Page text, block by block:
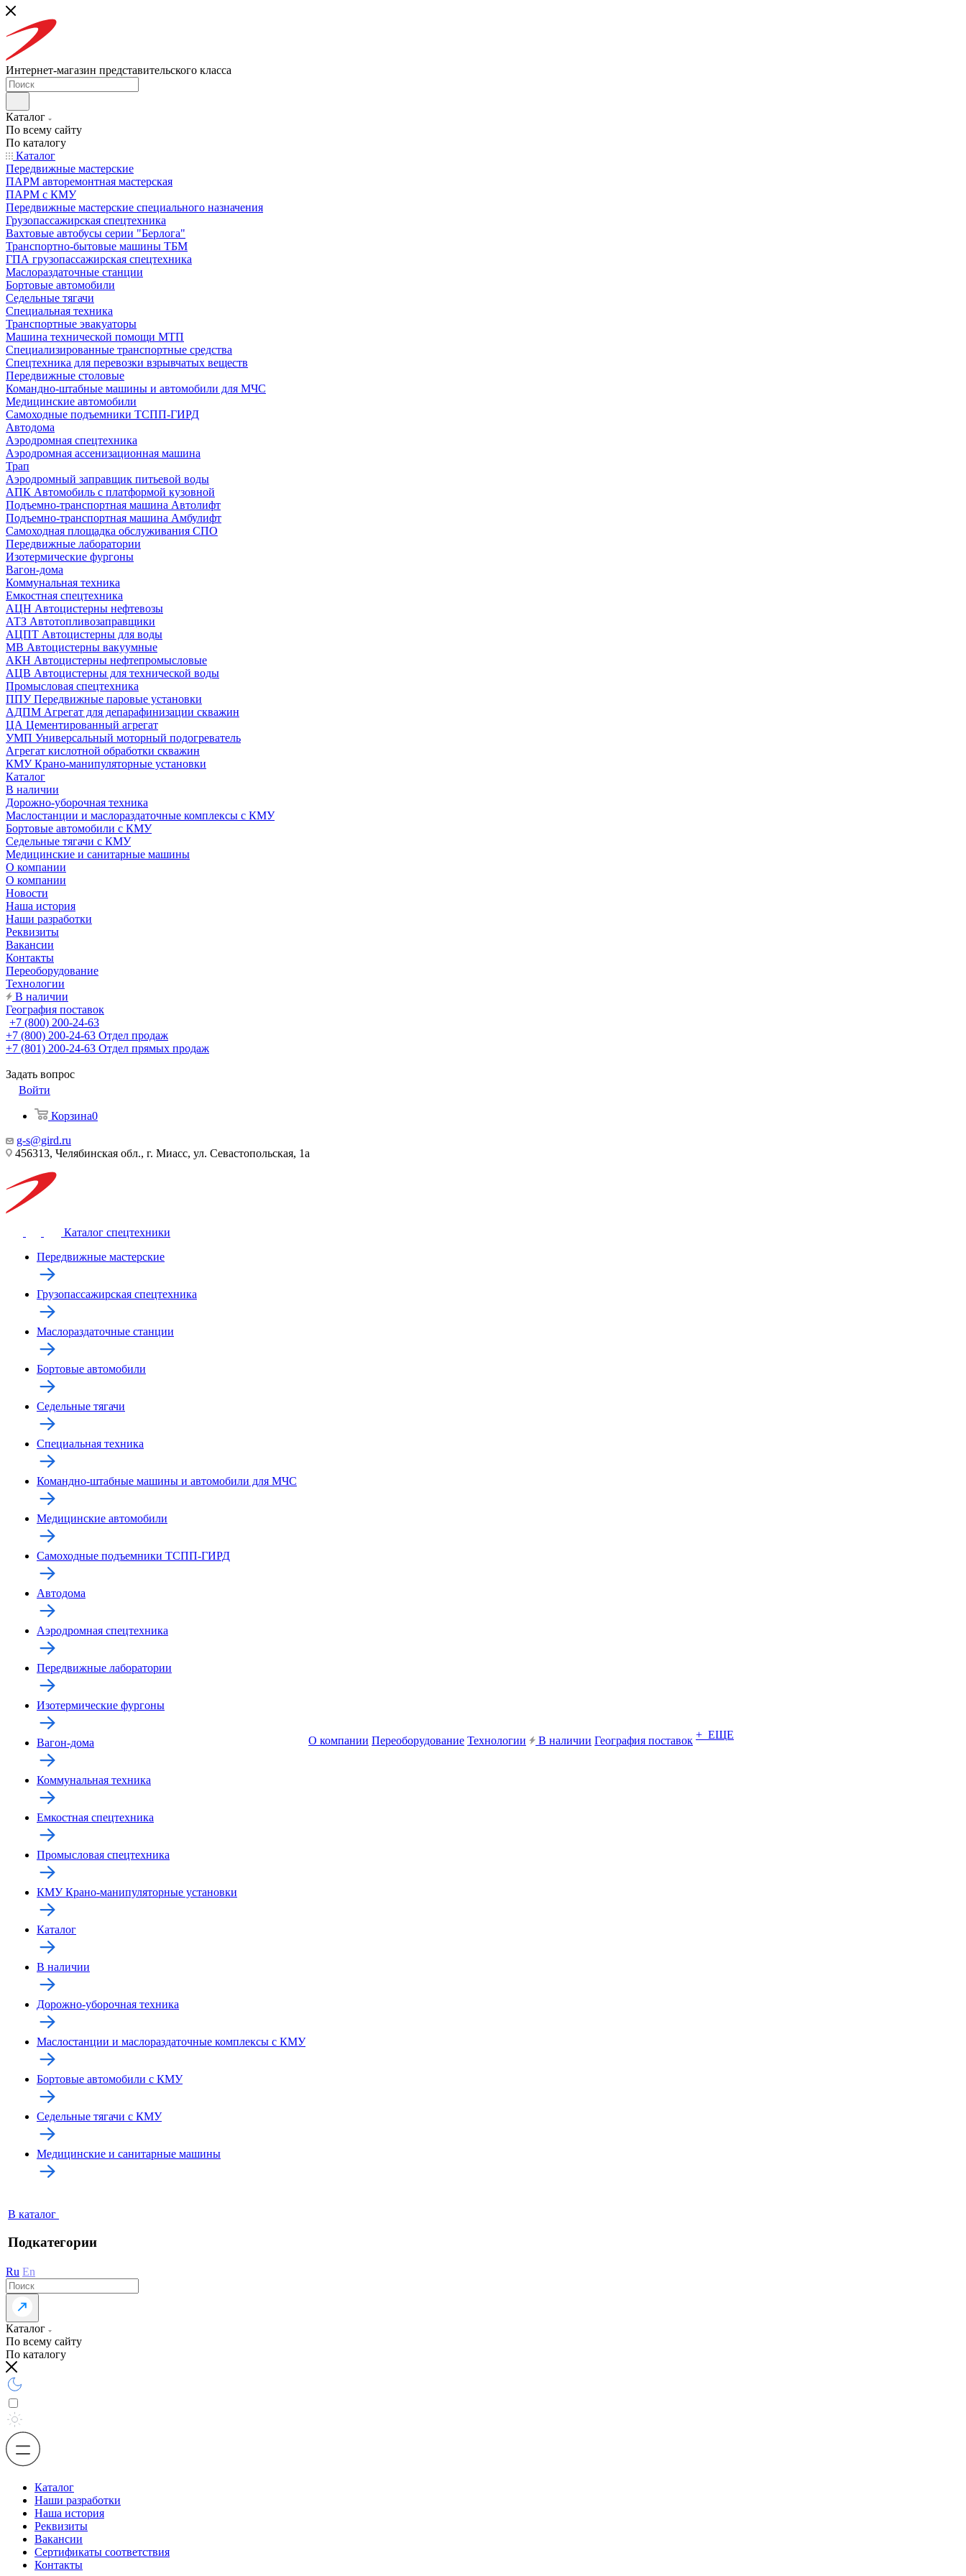
Интернет-магазин представительского класса
Каталог
По всему сайту
По каталогу
Каталог
Передвижные мастерские
ПАРМ авторемонтная мастерская
ПАРМ с КМУ
Передвижные мастерские специального назначения
Грузопассажирская спецтехника
Вахтовые автобусы серии "Берлога"
Транспортно-бытовые машины ТБМ
ГПА грузопассажирская спецтехника
Маслораздаточные станции
Бортовые автомобили
Седельные тягачи
Специальная техника
Транспортные эвакуаторы
Машина технической помощи МТП
Специализированные транспортные средства
Спецтехника для перевозки взрывчатых веществ
Передвижные столовые
Командно-штабные машины и автомобили для МЧС
Медицинские автомобили
Самоходные подъемники ТСПП-ГИРД
Автодома
Аэродромная спецтехника
Аэродромная ассенизационная машина
Трап
Аэродромный заправщик питьевой воды
АПК Автомобиль с платформой кузовной
Подъемно-транспортная машина Автолифт
Подъемно-транспортная машина Амбулифт
Самоходная площадка обслуживания СПО
Передвижные лаборатории
Изотермические фургоны
Вагон-дома
Коммунальная техника
Емкостная спецтехника
АЦН Автоцистерны нефтевозы
АТЗ Автотопливозаправщики
АЦПТ Автоцистерны для воды
МВ Автоцистерны вакуумные
АКН Автоцистерны нефтепромысловые
АЦВ Автоцистерны для технической воды
Промысловая спецтехника
ППУ Передвижные паровые установки
АДПМ Агрегат для депарафинизации скважин
ЦА Цементированный агрегат
УМП Универсальный моторный подогреватель
Агрегат кислотной обработки скважин
КМУ Крано-манипуляторные установки
Каталог
В наличии
Дорожно-уборочная техника
Маслостанции и маслораздаточные комплексы с КМУ
Бортовые автомобили с КМУ
Седельные тягачи с КМУ
Медицинские и санитарные машины
О компании
О компании
Новости
Наша история
Наши разработки
Реквизиты
Вакансии
Контакты
Переоборудование
Технологии
В наличии
География поставок
+7 (800) 200-24-63
+7 (800) 200-24-63 Отдел продаж
+7 (801) 200-24-63 Отдел прямых продаж
Задать вопрос
Войти
Корзина0
g-s@gird.ru
456313, Челябинская обл., г. Миасс, ул. Севастопольская, 1а
Каталог спецтехники
Передвижные мастерские
Грузопассажирская спецтехника
Маслораздаточные станции
Бортовые автомобили
Седельные тягачи
Специальная техника
Командно-штабные машины и автомобили для МЧС
Медицинские автомобили
Самоходные подъемники ТСПП-ГИРД
Автодома
Аэродромная спецтехника
Передвижные лаборатории
Изотермические фургоны
Вагон-дома
Коммунальная техника
Емкостная спецтехника
Промысловая спецтехника
КМУ Крано-манипуляторные установки
Каталог
В наличии
Дорожно-уборочная техника
Маслостанции и маслораздаточные комплексы с КМУ
Бортовые автомобили с КМУ
Седельные тягачи с КМУ
Медицинские и санитарные машины
В каталог
Подкатегории
О компании Переоборудование Технологии В наличии География поставок + ЕЩЕ
Ru En
Каталог
По всему сайту
По каталогу
Каталог
Наши разработки
Наша история
Реквизиты
Вакансии
Сертификаты соответствия
Контакты